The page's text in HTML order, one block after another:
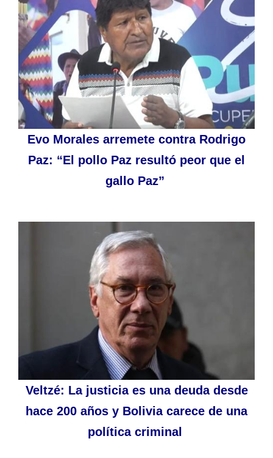
Evo Morales arremete contra Rodrigo
Paz: “El pollo Paz resultó peor que el
gallo Paz”
Veltzé: La justicia es una deuda desde
hace 200 años y Bolivia carece de una
política criminal